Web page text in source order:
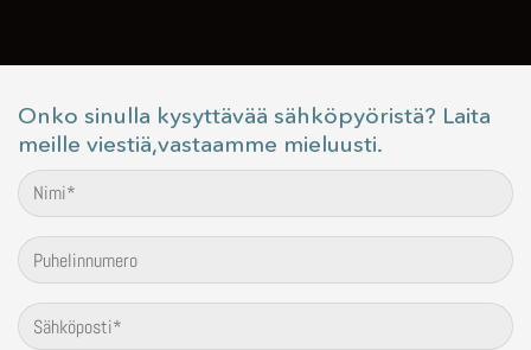
Onko sinulla kysyttävää sähköpyöristä? Laita
meille viestiä,vastaamme mieluusti.